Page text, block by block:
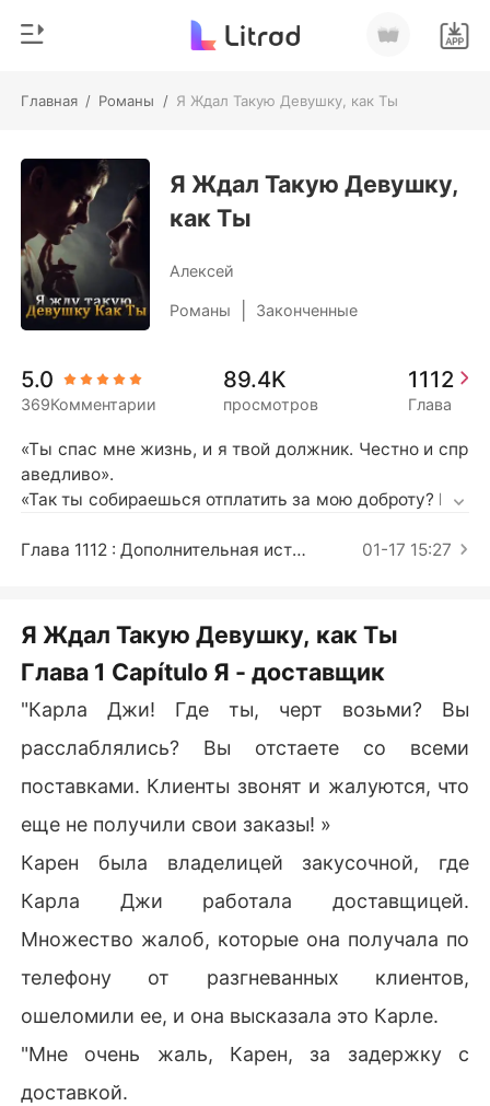
Главная / Романы / Я Ждал Такую Девушку, как Ты
Пополнить
История чтения
Выйти
Скачать приложение
Жанр
Соврем
Оборотни
Романы
Миллиард
Короткие Рассказы
Я Ждал Такую Девушку,
как Ты
Алексей
Романы Законченные
5.0
369Комментарии
89.4K
просмотров
1112
Глава
«Ты спас мне жизнь, и я твой должник. Честно и спр
аведливо».
«Так ты собираешься отплатить за мою доброту? Раз
«Отлично, тогда приходи ко мне домой и дели мою к
Люди всегда говорят, что то, на что способна семья,
выходит за рамки воображения. Однако, Карла Чжи
понятия не имеет, что это кошмар, в виде грёз, пока
не стало слишком поздно что-нибудь изменить...
Глава 1112 : Дополнительная история (Конец) 01-17 15:27
Я Ждал Такую Девушку, как Ты
Глава 1 Capítulo Я - доставщик
"Карла Джи! Где ты, черт возьми? Вы
расслаблялись? Вы отстаете со всеми
поставками. Клиенты звонят и жалуются, что
еще не получили свои заказы! »
Карен была владелицей закусочной, где
Карла Джи работала доставщицей.
Множество жалоб, которые она получала по
телефону от разгневанных клиентов,
ошеломили ее, и она высказала это Карле.
"Мне очень жаль, Карен, за задержку с
доставкой.